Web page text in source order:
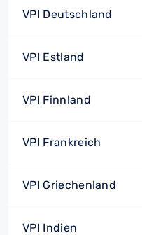
VPI Deutschland
VPI Estland
VPI Finnland
VPI Frankreich
VPI Griechenland
VPI Indien